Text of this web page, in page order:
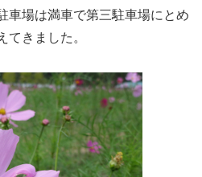
車場は満車で第三駐車場にとめ
てきました。